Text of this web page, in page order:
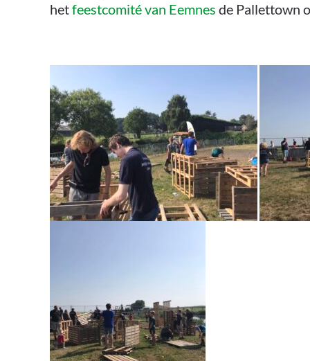
hetfeestcomité van Eemnes de Pallettown